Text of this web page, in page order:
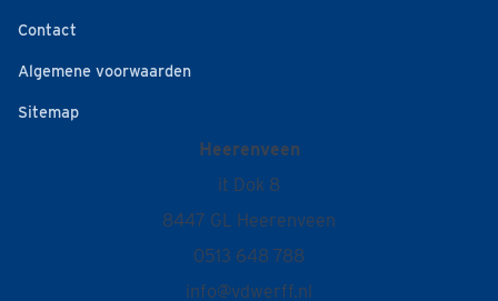
Contact
Algemene voorwaarden
Sitemap
Heerenveen
it Dok 8
8447 GL Heerenveen
0513 648 788
info@vdwerff.nl